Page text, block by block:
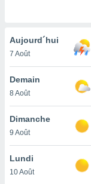
vous
ou
de
le
ainsi
Aujourd´hui
7 Août
Demain
8 Août
Dimanche
9 Août
Lundi
10 Août